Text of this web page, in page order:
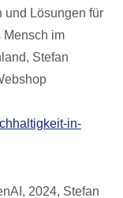
und Lösungen für
Mensch im
Stefan
in-
2024, Stefan